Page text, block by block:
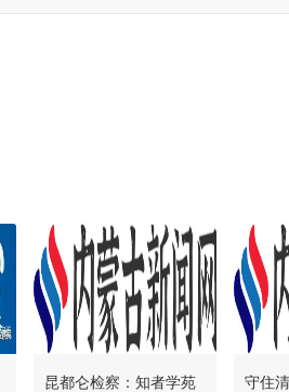
昆都仑检察：知者学苑
守住